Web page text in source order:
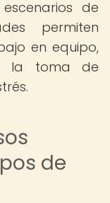
de
permiten
en equipo,
la toma de
de